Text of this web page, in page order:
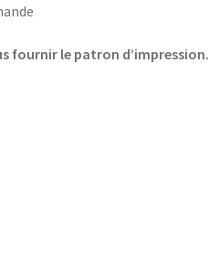
fournir le patron d’impression.